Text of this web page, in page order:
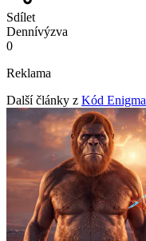
Sdílet
Dennívýzva
0
Reklama
Další články z Kód Enigma